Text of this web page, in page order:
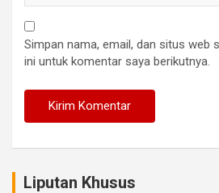
Simpan nama, email, dan situs web
ini untuk komentar saya berikutnya.
Liputan Khusus